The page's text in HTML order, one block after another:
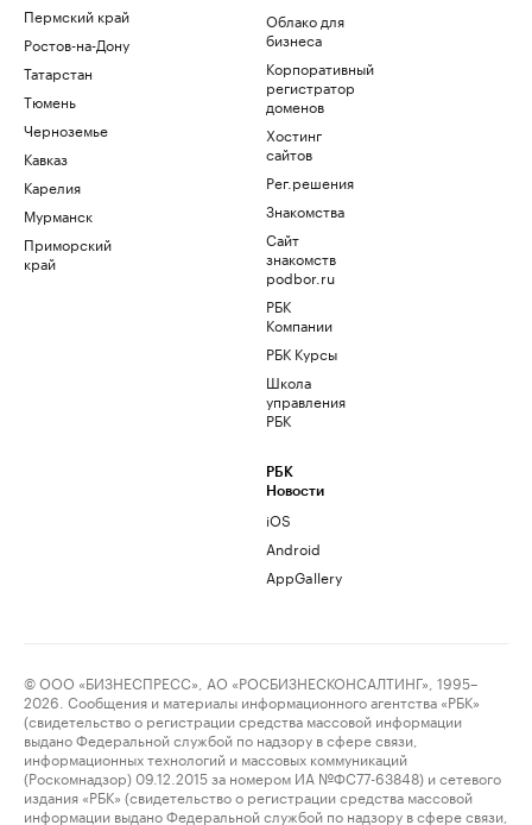
Пермский край
Ростов-на-Дону
Татарстан
Тюмень
Черноземье
Кавказ
Карелия
Мурманск
Приморский
край
Облако для
бизнеса
Корпоративный
регистратор
доменов
Хостинг
сайтов
Рег.решения
Знакомства
Сайт
знакомств
podbor.ru
РБК
Компании
РБК Курсы
Школа
управления
РБК
РБК
Новости
iOS
Android
AppGallery
© ООО «БИЗНЕСПРЕСС», АО «РОСБИЗНЕСКОНСАЛТИНГ», 1995–
2026. Сообщения и материалы информационного агентства «РБК»
(свидетельство о регистрации средства массовой информации
выдано Федеральной службой по надзору в сфере связи,
информационных технологий и массовых коммуникаций
(Роскомнадзор) 09.12.2015 за номером ИА №ФС77-63848) и сетевого
издания «РБК» (свидетельство о регистрации средства массовой
информации выдано Федеральной службой по надзору в сфере связи,